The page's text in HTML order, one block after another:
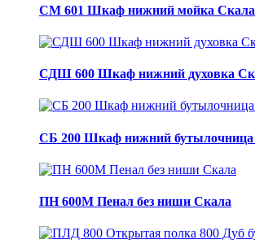
СМ 601 Шкаф нижний мойка Скала
СДШ 600 Шкаф нижний духовка
СБ 200 Шкаф нижний бутылочница
ПН 600М Пенал без ниши Скала